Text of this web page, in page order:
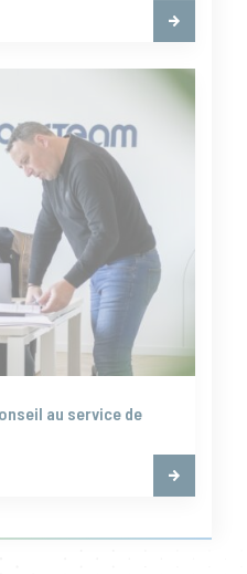
au service de